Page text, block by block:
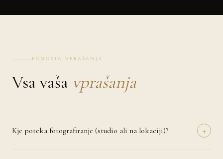
POGOSTA VPRAŠANJA
Vsa vaša vprašanja
Kje poteka fotografiranje (studio ali na lokaciji)? +